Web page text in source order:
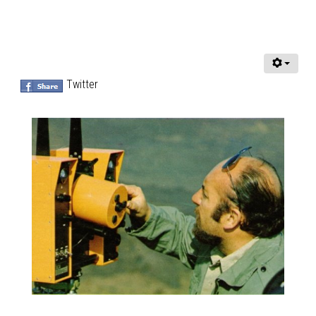
Twitter